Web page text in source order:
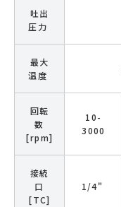
吐出
圧力
最大
温度
回転
数
[rpm]
10-
3000
接続
口
[TC]
1/4"